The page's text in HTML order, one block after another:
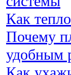
Как
Почему
удобным